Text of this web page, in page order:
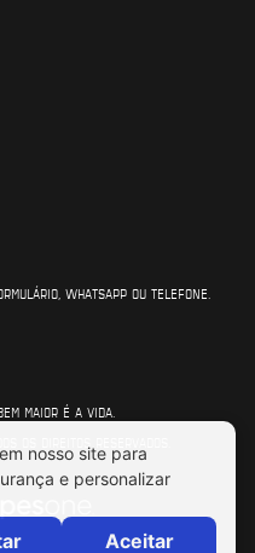
WHATSAPP OU TELEFONE.
MAIOR É A VIDA.